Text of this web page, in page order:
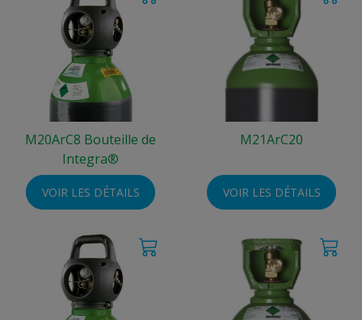
M20ArC8 Bouteille de
Integra®
VOIR LES DÉTAILS
M21ArC20
VOIR LES DÉTAILS